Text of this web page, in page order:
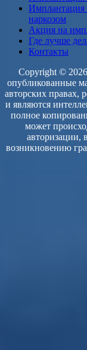
Имплантация
наркозом
Акция на
Где лучше
Контакты
Copyright ©
опубликованные
авторских правах,
и являются
полное
может
авторизации,
возникновению